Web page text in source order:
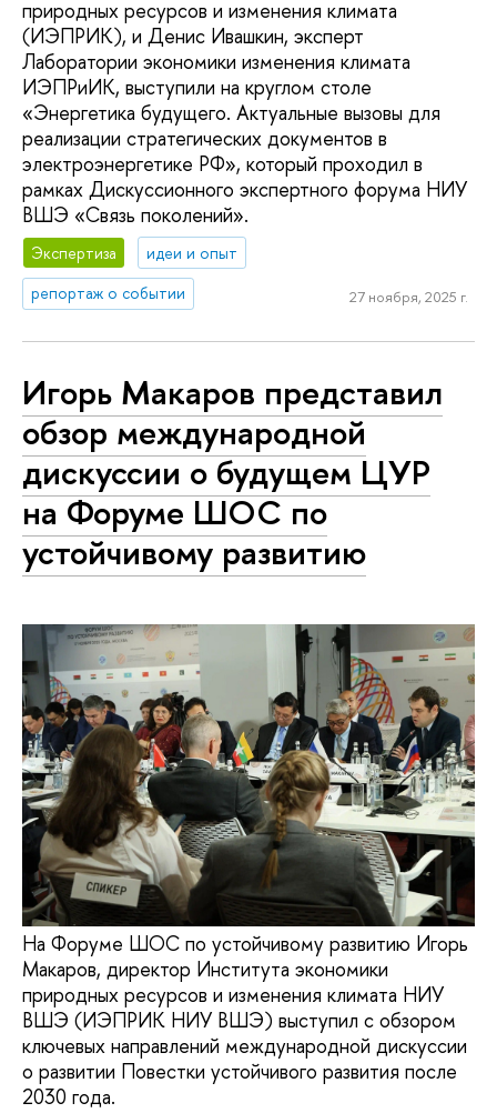
природных ресурсов и изменения климата
(ИЭПРИК), и Денис Ивашкин, эксперт
Лаборатории экономики изменения климата
ИЭПРиИК, выступили на круглом столе
«Энергетика будущего. Актуальные вызовы для
реализации стратегических документов в
электроэнергетике РФ», который проходил в
рамках Дискуссионного экспертного форума НИУ
ВШЭ «Связь поколений».
Экспертиза
идеи и опыт
репортаж о событии
27 ноября, 2025 г.
Игорь Макаров представил
обзор международной
дискуссии о будущем ЦУР
на Форуме ШОС по
устойчивому развитию
На Форуме ШОС по устойчивому развитию Игорь
Макаров, директор Института экономики
природных ресурсов и изменения климата НИУ
ВШЭ (ИЭПРИК НИУ ВШЭ) выступил с обзором
ключевых направлений международной дискуссии
о развитии Повестки устойчивого развития после
2030 года.